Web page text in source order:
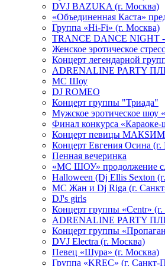
DVJ BAZUKA (г. Москва)
«Объединенная Каста»
Группа «Hi-Fi» (г. Москва)
TRANCE DANCE NIGHT -
Женское эротическое
Концерт легендарной
ADRENALINE PARTY
MC Шоу
DJ ROMEO
Концерт группы "Триада"
Мужское эротическое шоу
Финал конкурса «Караоке-
Концерт певицы МАКSИМ
Концерт Евгения Осина
Пенная вечеринка
«МС ШОУ» продолжение
Halloween (Dj Ellis Sexton
МС Жан и Dj Riga (г.
DJ's girls
Концерт группы «Centr»
ADRENALINE PARTY
Концерт группы
DVJ Electra (г. Москва)
Певец «Шура» (г. Москва)
Группа «KREC» (г. Санкт-